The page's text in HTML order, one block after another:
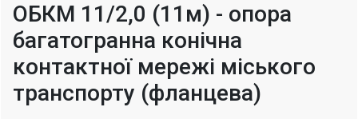
ОБКМ 11/2,0 (11м) - опора
багатогранна конічна
контактної мережі міського
транспорту (фланцева)